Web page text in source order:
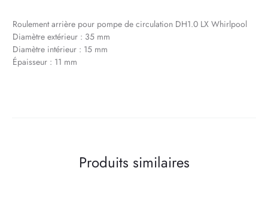
Roulement arrière pour pompe de circulation DH1.0 LX Whirlpool
Diamètre extérieur : 35 mm
Diamètre intérieur : 15 mm
Épaisseur : 11 mm
Produits similaires